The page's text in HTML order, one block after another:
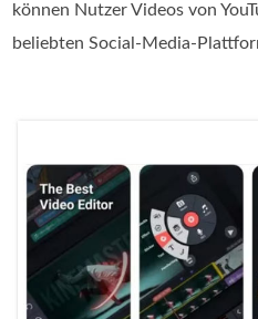
können Nutzer Videos von
beliebten Social-Media-